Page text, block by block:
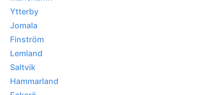
Ytterby
Jomala
Finström
Lemland
Saltvik
Hammarland